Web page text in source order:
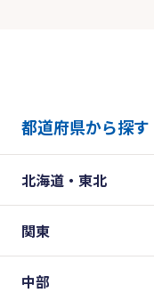
都道府県から探す
北海道・東北
関東
中部